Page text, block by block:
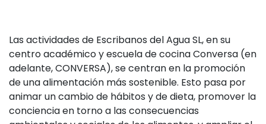
Las actividades de Escribanos del Agua SL, en su
centro académico y escuela de cocina Conversa (en
adelante, CONVERSA), se centran en la promoción
de una alimentación más sostenible. Esto pasa por
animar un cambio de hábitos y de dieta, promover la
conciencia en torno a las consecuencias